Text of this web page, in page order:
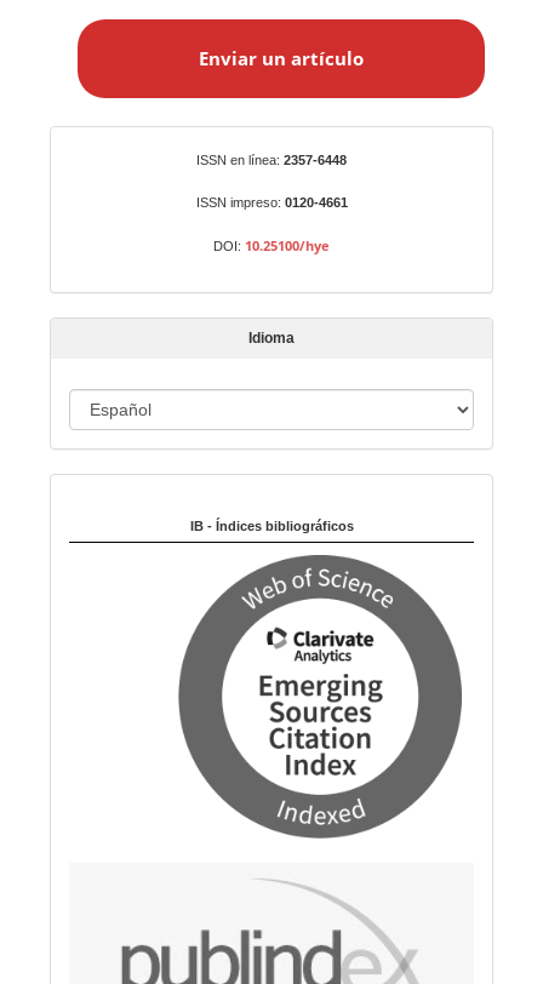
a
t
í
o
Enviar un artículo
ISSN en línea: 2357-6448
ISSN impreso: 0120-4661
DOI: 10.25100/hye
Idioma
d
m
IB - Índices bibliográficos